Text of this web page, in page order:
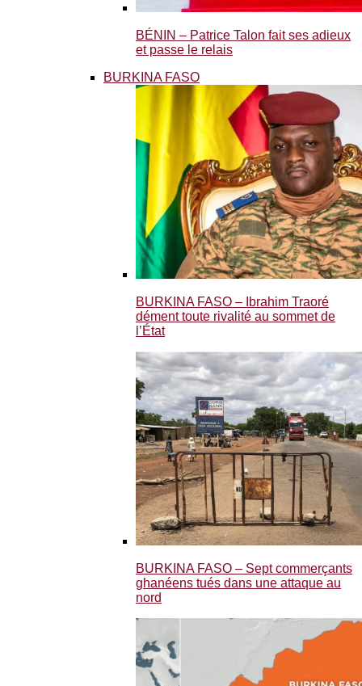
BÉNIN – Patrice Talon fait ses adieux
et passe le relais
BURKINA FASO
BURKINA FASO – Ibrahim Traoré
dément toute rivalité au sommet de
l’État
BURKINA FASO – Sept commerçants
ghanéens tués dans une attaque au
nord